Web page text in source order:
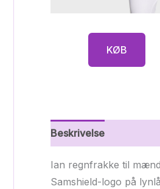
KØB
Beskrivelse
Ian regnfrakke til
Samshield-logo på